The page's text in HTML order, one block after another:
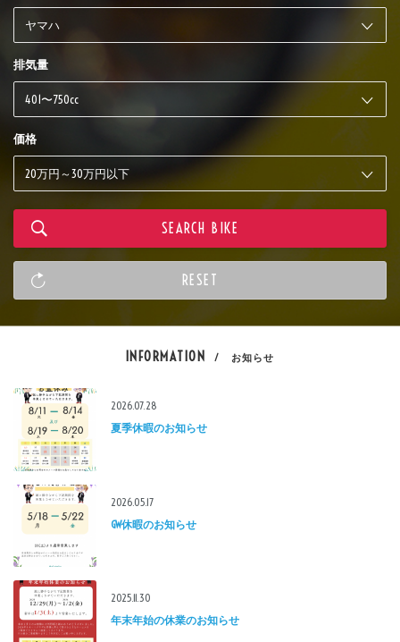
排気量
価格
INFORMATION / お知らせ
2026.07.28
夏季休暇のお知らせ
2026.05.17
GW休暇のお知らせ
2025.11.30
年末年始の休業のお知らせ